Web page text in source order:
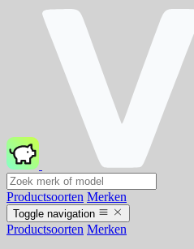
Productsoorten Merken
Toggle navigation
Productsoorten Merken